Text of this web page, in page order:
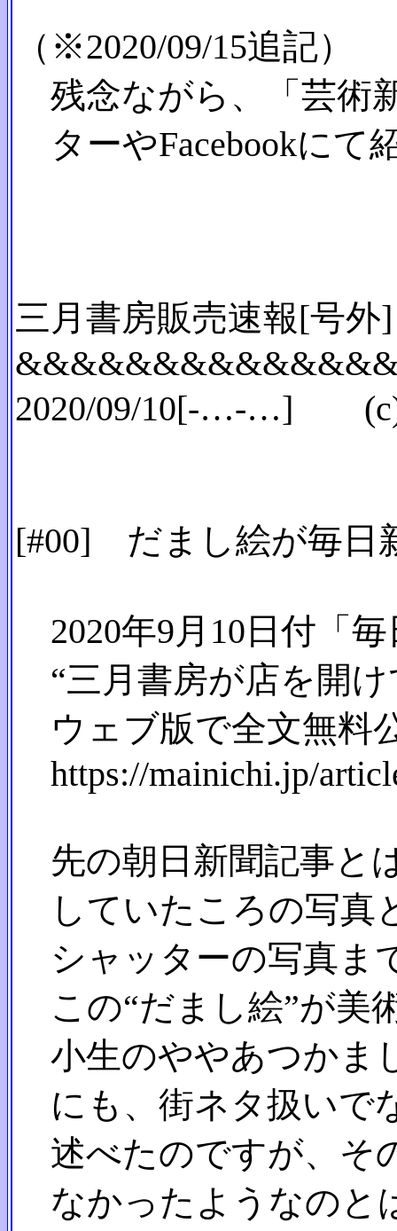
（※2020/09/15追記）
残念ながら、「芸術
ターやFacebookにて
三月書房販売速報[号外]
2020/09/10[-…-…]
[#00] だまし絵が毎日
2020年9月10日付「
“三月書房が店を開
ウェブ版で全文無料
https://mainichi.jp/
先の朝日新聞記事と
していたころの写真
シャッターの写真ま
この“だまし絵”が美
小生のややあつかま
にも、街ネタ扱いで
述べたのですが、そ
なかったようなのと